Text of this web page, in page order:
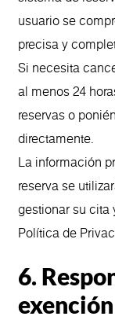
usuario se
precisa y
Si necesita
al menos 24
reservas o
directamente.
La información
reserva se
gestionar su cita
Política de
6.